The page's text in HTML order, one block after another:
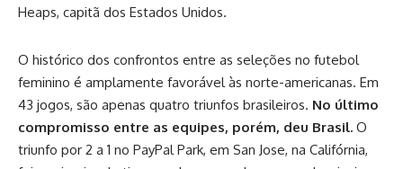
Heaps, capitã dos Estados Unidos.
O histórico dos confrontos entre as seleções no futebol
feminino é amplamente favorável às norte-americanas. Em
43 jogos, são apenas quatro triunfos brasileiros. No último
compromisso entre as equipes, porém, deu Brasil. O
triunfo por 2 a 1 no PayPal Park, em San Jose, na Califórnia,